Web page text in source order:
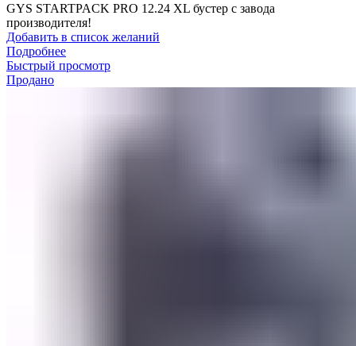
GYS STARTPACK PRO 12.24 XL бустер с завода
производителя!
Добавить в список желаний
Подробнее
Быстрый просмотр
Продано